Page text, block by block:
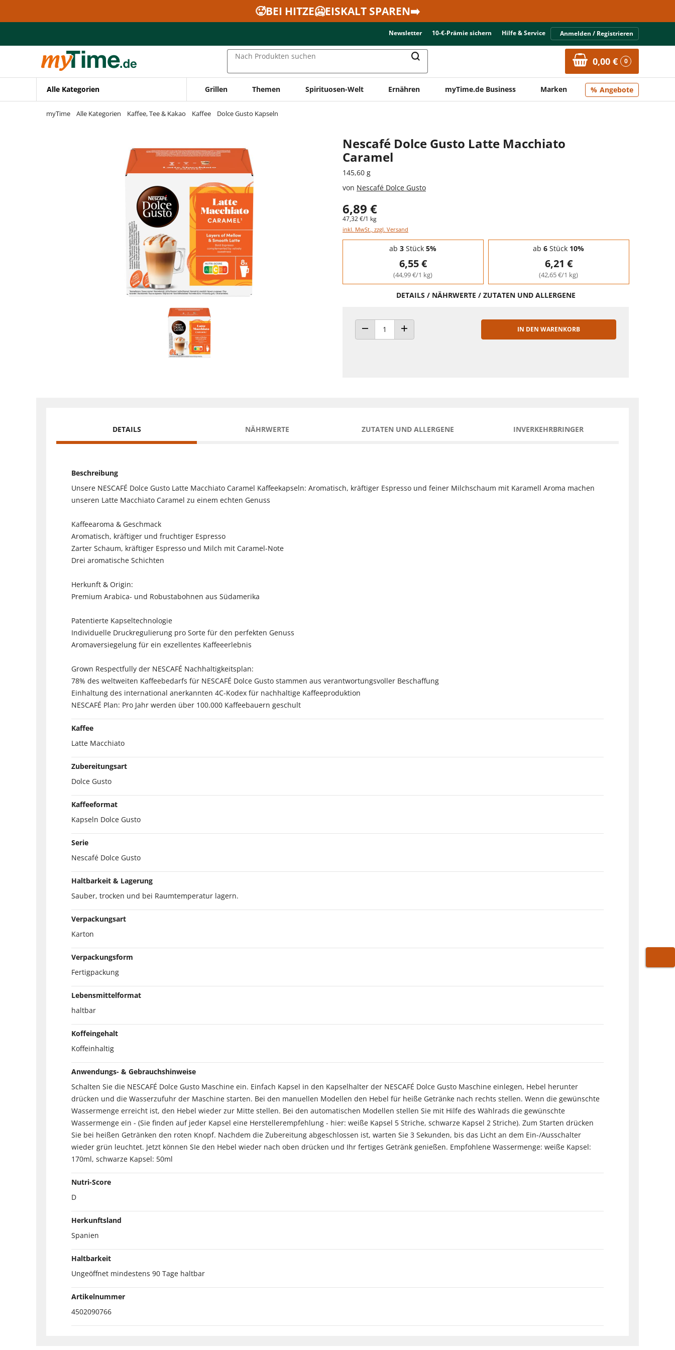
Zur Navigation springen
🥵BEI HITZE🥶EISKALT SPAREN➡️
Newsletter 10-€-Prämie sichern Hilfe & Service Anmelden / Registrieren
Nach Produkten suchen 0,00 € 0
Alle Kategorien Grillen Themen Spirituosen-Welt Ernähren myTime.de Business Marken Angebote
myTime Alle Kategorien Kaffee, Tee & Kakao Kaffee Dolce Gusto Kapseln
Nescafé Dolce Gusto Latte Macchiato
Caramel
145,60 g
von Nescafé Dolce Gusto
6,89 €
47,32 €/1 kg
inkl. MwSt., zzgl. Versand
Staffelpreise - Mengenrabatt
ab 3 Stück 5%
6,55 €
(44,99 €/1 kg)
ab 6 Stück 10%
6,21 €
(42,65 €/1 kg)
DETAILS / NÄHRWERTE / ZUTATEN UND ALLERGENE
ANZAHL VERRINGERNANZAHL ERHÖHEN
IN DEN WARENKORB
DETAILS NÄHRWERTE ZUTATEN UND ALLERGENE INVERKEHRBRINGER
Beschreibung
Unsere NESCAFÉ Dolce Gusto Latte Macchiato Caramel Kaffeekapseln: Aromatisch, kräftiger Espresso und feiner Milchschaum mit Karamell Aroma machen
unseren Latte Macchiato Caramel zu einem echten Genuss
Kaffeearoma & Geschmack
Aromatisch, kräftiger und fruchtiger Espresso
Zarter Schaum, kräftiger Espresso und Milch mit Caramel-Note
Drei aromatische Schichten
Herkunft & Origin:
Premium Arabica- und Robustabohnen aus Südamerika
Patentierte Kapseltechnologie
Individuelle Druckregulierung pro Sorte für den perfekten Genuss
Aromaversiegelung für ein exzellentes Kaffeeerlebnis
Grown Respectfully der NESCAFÉ Nachhaltigkeitsplan:
78% des weltweiten Kaffeebedarfs für NESCAFÉ Dolce Gusto stammen aus verantwortungsvoller Beschaffung
Einhaltung des international anerkannten 4C-Kodex für nachhaltige Kaffeeproduktion
NESCAFÉ Plan: Pro Jahr werden über 100.000 Kaffeebauern geschult
Kaffee
Latte Macchiato
Zubereitungsart
Dolce Gusto
Kaffeeformat
Kapseln Dolce Gusto
Serie
Nescafé Dolce Gusto
Haltbarkeit & Lagerung
Sauber, trocken und bei Raumtemperatur lagern.
Verpackungsart
Karton
Verpackungsform
Fertigpackung
Lebensmittelformat
haltbar
Koffeingehalt
Koffeinhaltig
Anwendungs- & Gebrauchshinweise
Schalten Sie die NESCAFÉ Dolce Gusto Maschine ein. Einfach Kapsel in den Kapselhalter der NESCAFÉ Dolce Gusto Maschine einlegen, Hebel herunter
drücken und die Wasserzufuhr der Maschine starten. Bei den manuellen Modellen den Hebel für heiße Getränke nach rechts stellen. Wenn die gewünschte
Wassermenge erreicht ist, den Hebel wieder zur Mitte stellen. Bei den automatischen Modellen stellen Sie mit Hilfe des Wählrads die gewünschte
Wassermenge ein - (Sie finden auf jeder Kapsel eine Herstellerempfehlung - hier: weiße Kapsel 5 Striche, schwarze Kapsel 2 Striche). Zum Starten drücken
Sie bei heißen Getränken den roten Knopf. Nachdem die Zubereitung abgeschlossen ist, warten Sie 3 Sekunden, bis das Licht an dem Ein-/Ausschalter
wieder grün leuchtet. Jetzt können SIe den Hebel wieder nach oben drücken und Ihr fertiges Getränk genießen. Empfohlene Wassermenge: weiße Kapsel:
170ml, schwarze Kapsel: 50ml
Nutri-Score
D
Herkunftsland
Spanien
Haltbarkeit
Ungeöffnet mindestens 90 Tage haltbar
Artikelnummer
4502090766